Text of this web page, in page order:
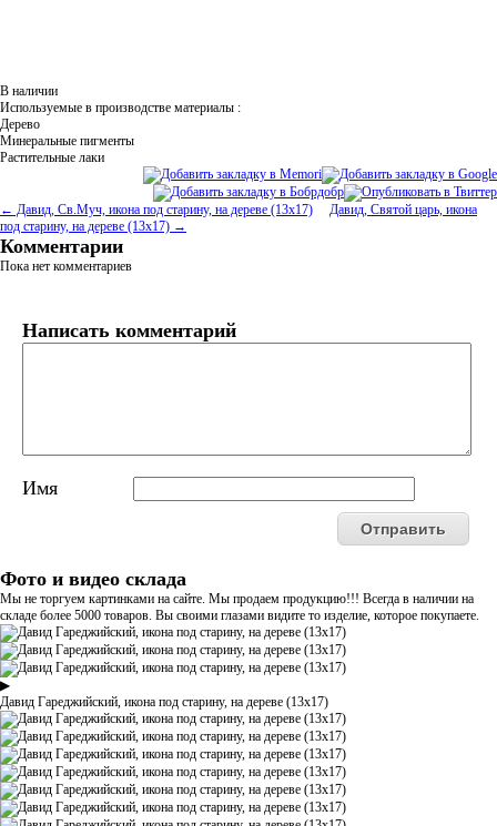
В наличии
Используемые в производстве материалы :
Дерево
Минеральные пигменты
Растительные лаки
← Давид, Св.Муч, икона под старину, на дереве (13х17)
Давид, Святой царь, икона
под старину, на дереве (13х17) →
Комментарии
Пока нет комментариев
Написать комментарий
Имя
Фото и видео склада
Мы не торгуем картинками на сайте. Мы продаем продукцию!!! Всегда в наличии на
складе более 5000 товаров. Вы своими глазами видите то изделие, которое покупаете.
▶
Давид Гареджийский, икона под старину, на дереве (13х17)